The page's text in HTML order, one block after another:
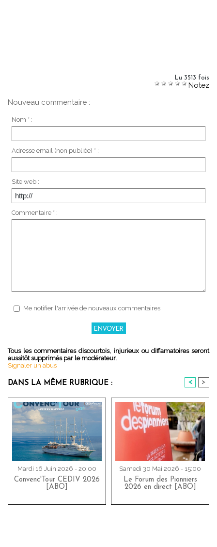
Lu 3513 fois
Notez
Nouveau commentaire :
Nom * :
Adresse email (non publiée) * :
Site web :
Commentaire * :
Me notifier l'arrivée de nouveaux commentaires
Tous les commentaires discourtois, injurieux ou diffamatoires seront
aussitôt supprimés par le modérateur.
Signaler un abus
DANS LA MÊME RUBRIQUE : < >
Mardi 16 Juin 2026 - 20:00
Convenc'Tour CEDIV 2026
[ABO]
Samedi 30 Mai 2026 - 15:00
Le Forum des Pionniers
2026 en direct [ABO]